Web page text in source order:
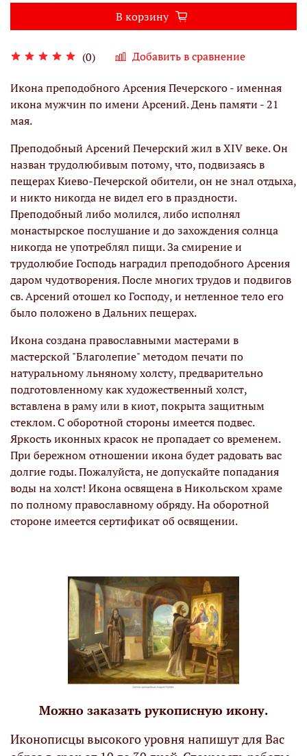
(0) Добавить в сравнение
В корзину
Икона преподобного Арсения Печерского - именная
икона мужчин по имени Арсений. День памяти - 21
мая.
Преподобный Арсений Печерский жил в ХIV веке. Он
назван трудолюбивым потому, что, подвизаясь в
пещерах Киево-Печерской обители, он не знал отдыха,
и никто никогда не видел его в праздности.
Преподобный либо молился, либо исполнял
монастырское послушание и до захождения солнца
никогда не употреблял пищи. За смирение и
трудолюбие Господь наградил преподобного Арсения
даром чудотворения. После многих трудов и подвигов
св. Арсений отошел ко Господу, и нетленное тело его
было положено в Дальних пещерах.
Икона создана православными мастерами в
мастерской "Благолепие" методом печати по
натуральному льняному холсту, предварительно
подготовленному как художественный холст,
вставлена в раму или в киот, покрыта защитным
стеклом. С оборотной стороны имеется подвес.
Яркость иконных красок не пропадает со временем.
При бережном отношении икона будет радовать вас
долгие годы. Пожалуйста, не допускайте попадания
воды на холст! Икона освящена в Никольском храме
по полному православному обряду. На оборотной
стороне имеется сертификат об освящении.
Можно заказать рукописную икону.
Иконописцы высокого уровня напишут для Вас